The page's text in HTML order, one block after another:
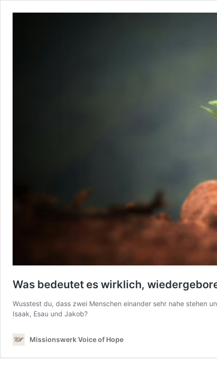
Was bedeutet es wirklich,
Wusstest du, dass zwei Menschen einander sehr nahe stehen
Isaak, Esau und Jakob?
Missionswerk Voice of Hope